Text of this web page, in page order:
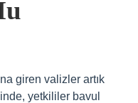
giren valizler artık
yetkililer bavul